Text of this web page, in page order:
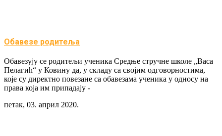
Обавезе родитеља
Обавезују се родитељи ученика Средње стручне школе „Васа
Пелагић“ у Ковину да, у складу са својим одговорностима,
које су директно повезане са обавезама ученика у односу на
права која им припадају -
петак, 03. април 2020.